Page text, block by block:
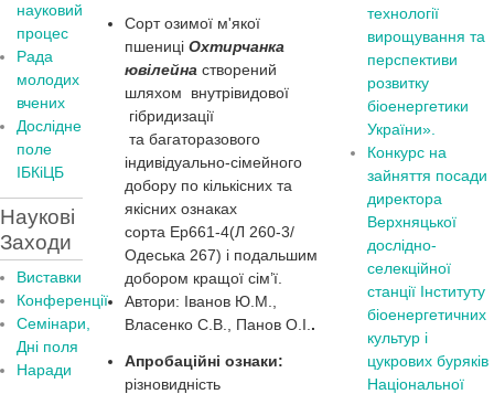
Сорт озимої м'якої
пшениціОхтирчанка
ювілейна створений
шляхом внутрівидової
гібридизації
та багаторазового
індивідуально-сімейного
добору по кількісних та
якісних ознаках
сорта Ер661-4(Л 260-3/
Одеська 267) і подальшим
добором кращої сім’ї.
Автори: Іванов Ю.М.,
Власенко С.В., Панов О.І. .
Апробаційні ознаки:
різновидність
науковий
процес
Рада
молодих
вчених
Дослідне
поле
ІБКіЦБ
Наукові
Заходи
Виставки
Конференції
Семінари,
Дні поля
Наради
технології
вирощування та
перспективи
розвитку
біоенергетики
України».
Конкурс на
зайняття посади
директора
Верхняцької
дослідно-
селекційної
станції Інституту
біоенергетичних
культур і
цукрових буряків
Національної